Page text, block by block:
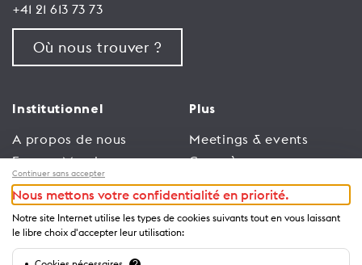
+41 21 613 73 73
Où nous trouver ?
Institutionnel
A propos de nous
Espace Membres
Emploi
Conditions générales
d’utilisation
Politique de
Plus
Meetings & events
Congrès
Trade
Espace Médias
Annonceurs
Brochures et guides
Continuer sans accepter
Nous mettons votre confidentialité en priorité.
Notre site Internet utilise les types de cookies suivants tout en vous laissant
le libre choix d'accepter leur utilisation: